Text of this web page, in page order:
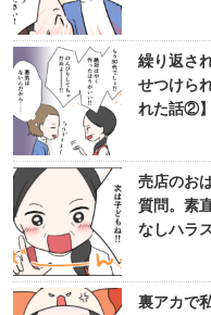
繰り返さ
せつけら
れた話②
売店のお
質問。素
なしハラ
裏アカで